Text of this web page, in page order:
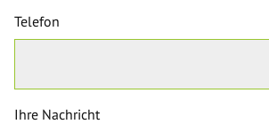
Telefon
Ihre Nachricht